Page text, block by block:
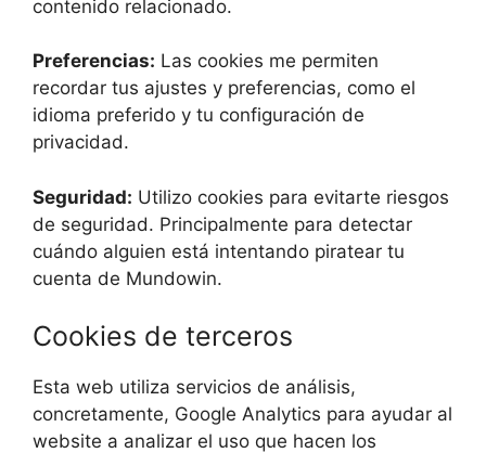
contenido relacionado.
Preferencias: Las cookies me permiten
recordar tus ajustes y preferencias, como el
idioma preferido y tu configuración de
privacidad.
Seguridad: Utilizo cookies para evitarte riesgos
de seguridad. Principalmente para detectar
cuándo alguien está intentando piratear tu
cuenta de Mundowin.
Cookies de terceros
Esta web utiliza servicios de análisis,
concretamente, Google Analytics para ayudar al
website a analizar el uso que hacen los